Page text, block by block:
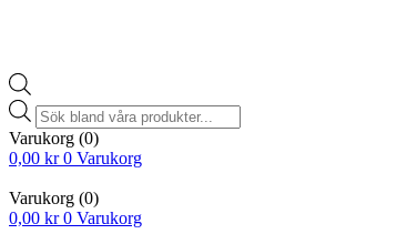
Products
search
Varukorg (0)
0,00 kr 0 Varukorg
Varukorg (0)
0,00 kr 0 Varukorg